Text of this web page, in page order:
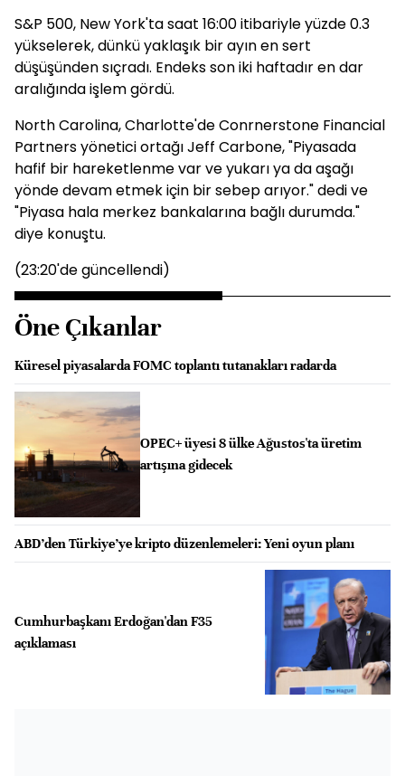
S&P 500, New York'ta saat 16:00 itibariyle yüzde 0.3
yükselerek, dünkü yaklaşık bir ayın en sert
düşüşünden sıçradı. Endeks son iki haftadır en dar
aralığında işlem gördü.
North Carolina, Charlotte'de Conrnerstone Financial
Partners yönetici ortağı Jeff Carbone, "Piyasada
hafif bir hareketlenme var ve yukarı ya da aşağı
yönde devam etmek için bir sebep arıyor." dedi ve
"Piyasa hala merkez bankalarına bağlı durumda."
diye konuştu.
(23:20'de güncellendi)
Öne Çıkanlar
Küresel piyasalarda FOMC toplantı tutanakları radarda
OPEC+ üyesi 8 ülke Ağustos'ta üretim
artışına gidecek
ABD’den Türkiye’ye kripto düzenlemeleri: Yeni oyun planı
Cumhurbaşkanı Erdoğan'dan F35
açıklaması